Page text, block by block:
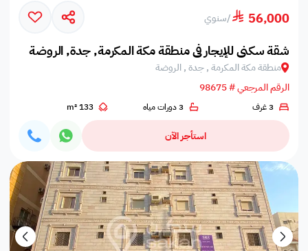
56,000
/سنوي
شقة سكني للإيجار في منطقة مكة المكرمة, جدة, الروضة
منطقة مكة المكرمة , جدة , الروضة
الرقم المرجعي # 98675
3 غرف 3 دورات مياه 133 m²
استأجر الآن